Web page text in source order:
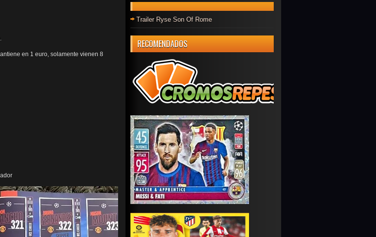
en 1 euro, solamente vienen 8
Trailer Ryse Son Of Rome
RECOMENDADOS